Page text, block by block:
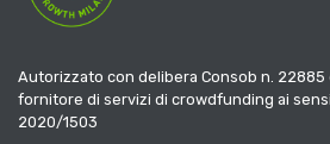
Autorizzato con delibera Consob n. 22885
fornitore di servizi di crowdfunding ai
2020/1503